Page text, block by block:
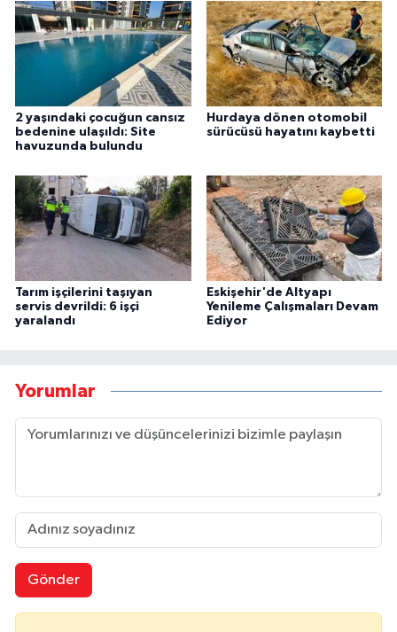
2 yaşındaki çocuğun cansız
bedenine ulaşıldı: Site
havuzunda bulundu
Hurdaya dönen otomobil
sürücüsü hayatını kaybetti
Tarım işçilerini taşıyan
servis devrildi: 6 işçi
yaralandı
Eskişehir'de Altyapı
Yenileme Çalışmaları Devam
Ediyor
Yorumlar
Gönder